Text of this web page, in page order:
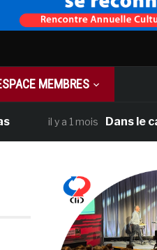
MEMBRES
il y a 1 mois Dans le cadre